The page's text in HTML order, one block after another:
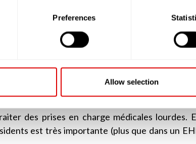
Preferences
Allow selection
ont une capacité d’accueil supérieure à 25
par la grille AGGIR à plus de « 300 »,
Personnes Âgées Dépendantes). Ainsi,
ce sont des EHPAD ou alors les petites unités
(USLD)
des EHPAD, les USLD sont plus
des prises en charge médicales lourdes.
est très importante (plus que dans un